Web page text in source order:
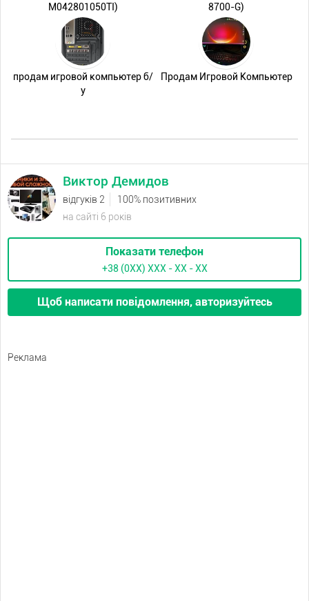
M042801050TI)
8700-G)
продам игровой компьютер б/
у
Продам Игровой Компьютер
Виктор Демидов
відгуків 2
100% позитивних
на сайті 6 років
Показати телефон
+38 (0XX) ХХХ - ХХ - ХХ
Щоб написати повідомлення, авторизуйтесь
Реклама